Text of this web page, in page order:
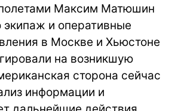
Максим Матюшин
экипаж и оперативные
в Москве и Хьюстоне
на возникшую
сторона сейчас
информации и